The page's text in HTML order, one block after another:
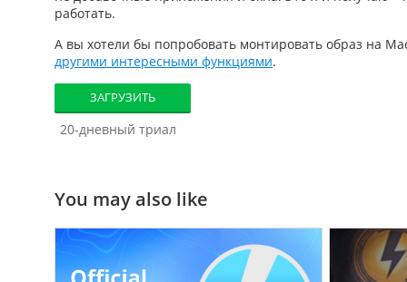
работать.
А вы хотели бы попробовать монтировать образ на
другими интересными функциями.
ЗАГРУЗИТЬ
20-дневный триал
You may also like